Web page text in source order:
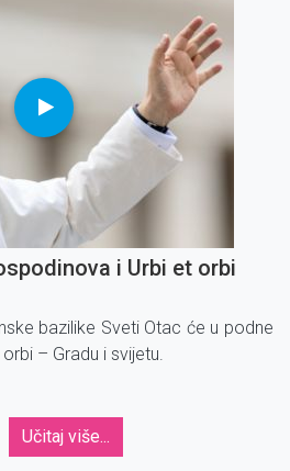
i Urbi et orbi
bazilike Sveti Otac će u podne
– Gradu i svijetu.
Učitaj više...